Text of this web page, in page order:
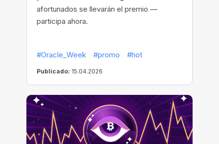
afortunados se llevarán el premio —
participa ahora.
#Oracle_Week #promo #hot
Publicado: 15.04.2026